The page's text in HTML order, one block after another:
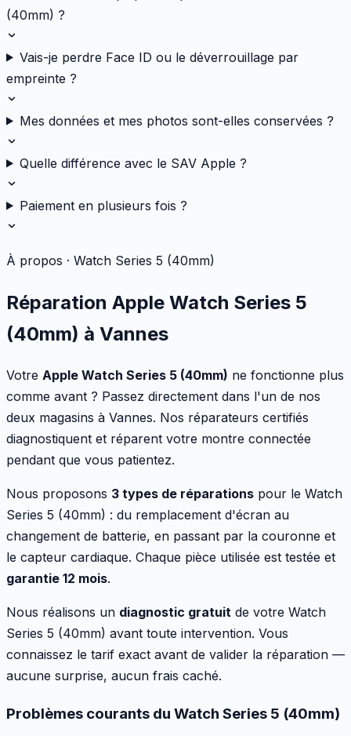
(40mm) ?
Vais-je perdre Face ID ou le déverrouillage par
empreinte ?
Mes données et mes photos sont-elles conservées ?
Quelle différence avec le SAV Apple ?
Paiement en plusieurs fois ?
À propos · Watch Series 5 (40mm)
Réparation Apple Watch Series 5
(40mm) à Vannes
Votre Apple Watch Series 5 (40mm) ne fonctionne plus
comme avant ? Passez directement dans l'un de nos
deux magasins à Vannes. Nos réparateurs certifiés
diagnostiquent et réparent votre montre connectée
pendant que vous patientez.
Nous proposons 3 types de réparations pour le Watch
Series 5 (40mm) : du remplacement d'écran au
changement de batterie, en passant par la couronne et
le capteur cardiaque. Chaque pièce utilisée est testée et
garantie 12 mois.
Nous réalisons un diagnostic gratuit de votre Watch
Series 5 (40mm) avant toute intervention. Vous
connaissez le tarif exact avant de valider la réparation —
aucune surprise, aucun frais caché.
Problèmes courants du Watch Series 5 (40mm)